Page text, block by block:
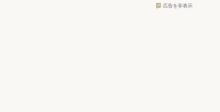
広告を非表示